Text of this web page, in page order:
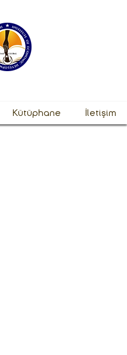
Kütüphane İletişim